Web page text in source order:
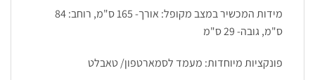
מידות המכשיר במצב מקופל: אורך- 165 ס"מ, רוחב: 84
ס"מ, גובה- 29 ס"מ
פונקציות מיוחדות: מעמד לסמארטפון/ טאבלט